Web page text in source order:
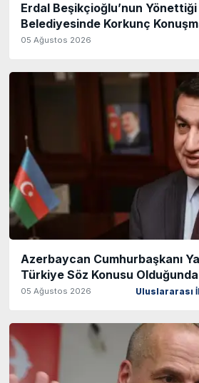
Erdal Beşikçioğlu’nun
Belediyesinde Korkunç
05 Ağustos 2026
Azerbaycan Cumhurbaşkanı
Türkiye Söz Konusu
05 Ağustos 2026 Uluslararası